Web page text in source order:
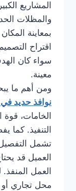
المشاريع
والمظلات
بمعاينة
اقتراح
سواء كان
معينة.
ومن أهم ما
نوافذ حديد
الخامات،
التنفيذ.
تشمل التفصيل
العميل قد
العمل
محل تجاري أو